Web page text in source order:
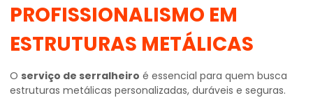
PROFISSIONALISMO EM
ESTRUTURAS METÁLICAS
O serviço de serralheiro é essencial para quem busca
estruturas metálicas personalizadas, duráveis e seguras.